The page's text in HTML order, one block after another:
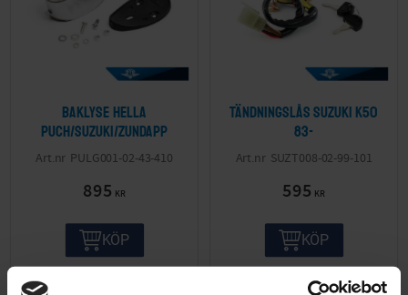
Baklyse Hella
Puch/Suzuki/Zundapp
PULG001-02-43-410
895 KR
KÖP
Tändningslås Suzuki K50
83-
SUZT008-02-99-101
595 KR
KÖP